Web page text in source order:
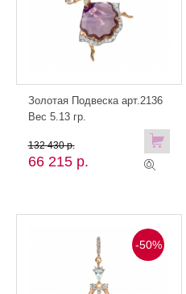
Золотая Подвеска арт.2136
Вес 5.13 гр.
66 215 р.
132 430 р.
-50%